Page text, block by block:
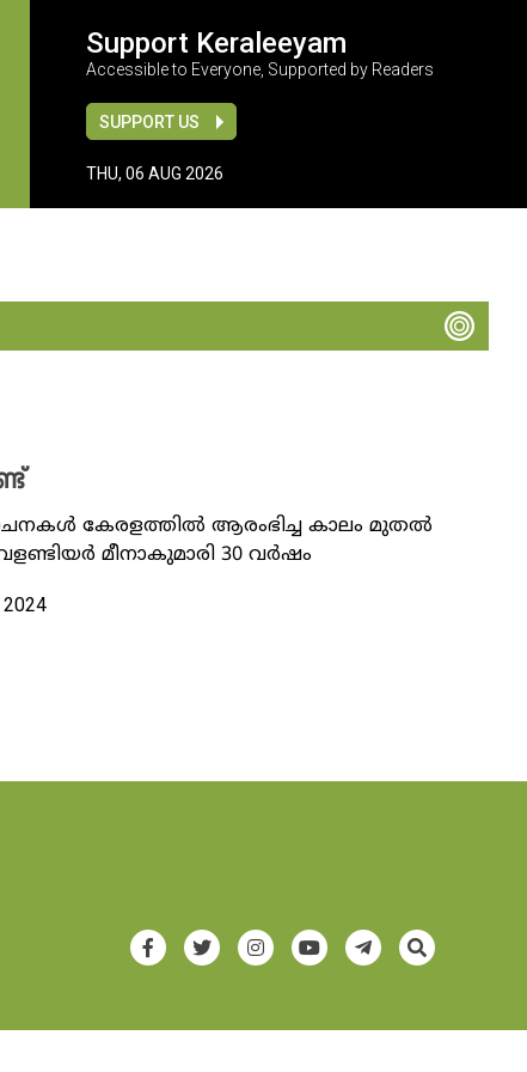
Support Keraleeyam
Accessible to Everyone, Supported by Readers
SUPPORT US
THU, 06 AUG 2026
കേരളത്തിൽ ആരംഭിച്ച കാലം മുതൽ
മീനാകുമാരി 30 വർഷം
2024